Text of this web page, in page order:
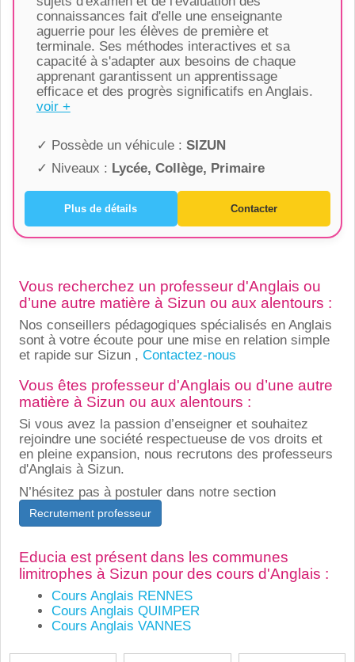
connaissances fait d'elle une enseignante
aguerrie pour les élèves de première et
terminale. Ses méthodes interactives et sa
capacité à s'adapter aux besoins de chaque
apprenant garantissent un apprentissage
efficace et des progrès significatifs en Anglais.
voir +
✓ Possède un véhicule : SIZUN
✓ Niveaux : Lycée, Collège, Primaire
Plus de détails Contacter
Vous recherchez un professeur d'Anglais ou
d’une autre matière à Sizun ou aux alentours :
Nos conseillers pédagogiques spécialisés en Anglais
sont à votre écoute pour une mise en relation simple
et rapide sur Sizun , Contactez-nous
Vous êtes professeur d'Anglais ou d’une autre
matière à Sizun ou aux alentours :
Si vous avez la passion d’enseigner et souhaitez
rejoindre une société respectueuse de vos droits et
en pleine expansion, nous recrutons des professeurs
d'Anglais à Sizun.
N’hésitez pas à postuler dans notre section
Recrutement professeur
Educia est présent dans les communes
limitrophes à Sizun pour des cours d'Anglais :
Cours Anglais RENNES
Cours Anglais QUIMPER
Cours Anglais VANNES